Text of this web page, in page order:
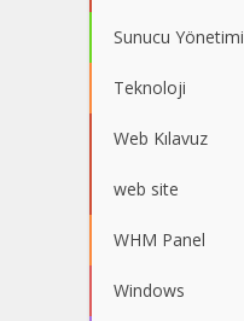
Sunucu Yönetimi
Teknoloji
Web Kılavuz
web site
WHM Panel
Windows